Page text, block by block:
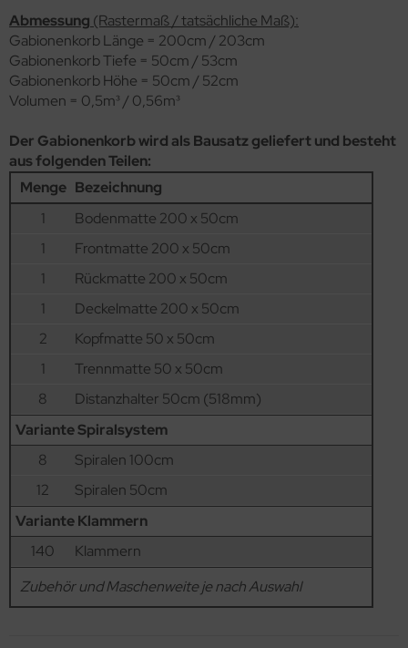
Abmessung (Rastermaß / tatsächliche Maß):
Gabionenkorb Länge = 200cm / 203cm
Gabionenkorb Tiefe = 50cm / 53cm
Gabionenkorb Höhe = 50cm / 52cm
Volumen = 0,5m³ / 0,56m³
Der Gabionenkorb wird als Bausatz geliefert und besteht
aus folgenden Teilen:
Menge Bezeichnung
1
Bodenmatte 200 x 50cm
1
Frontmatte 200 x 50cm
1
Rückmatte 200 x 50cm
1
Deckelmatte 200 x 50cm
2
Kopfmatte 50 x 50cm
1
Trennmatte 50 x 50cm
8
Distanzhalter 50cm (518mm)
Variante Spiralsystem
8
Spiralen 100cm
12
Spiralen 50cm
Variante Klammern
140
Klammern
Zubehör und Maschenweite je nach Auswahl